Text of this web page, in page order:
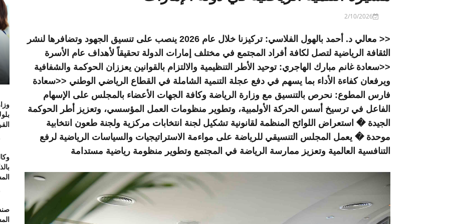
2/10/2026
<< معالي د. أحمد بالهول الفلاسي: تركيزنا خلال عام 2026 ينصب على تنسيق الجهود وتضافرها لنشر
الثقافة الرياضية لتصل لكافة أفراد المجتمع في مختلف إمارات الدولة تحقيقاً لأهداف عام الأسرة
<<سعادة غانم مبارك الهاجري: توحيد الأطر التنظيمية والالتزام بالقوانين يعززان الحوكمة والشفافية
ويرفعان كفاءة الأداء بما يسهم في دفع عجلة التنمية الشاملة في القطاع الرياضي الوطني <<سعادة
فارس المطوع: نحرص بالتنسيق مع وزارة الرياضة وكافة الجهات الأعضاء بالمجلس على الإسهام
الفاعل في ترسيخ أسس الحركة الأولمبية، وتطوير منظومات العمل المؤسسي، وتعزيز أطر الحوكمة
الجيدة � استعراض اللوائح المنظمة لقانونية تشكيل لجنة انتخابات مركزية ولجنة طعون انتخابية
موحدة � يعمل المجلس التنسيقي للرياضة على مواءمة الاستراتيجيات والسياسات الرياضية لرفع
التنافسية العالمية وتعزيز ممارسة الرياضة في المجتمع وتطوير منظومة رياضية مستدامة